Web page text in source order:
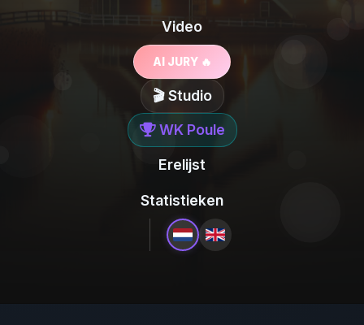
Video
AI JURY 🔥
🎬 Studio
WK Poule
Erelijst
Statistieken